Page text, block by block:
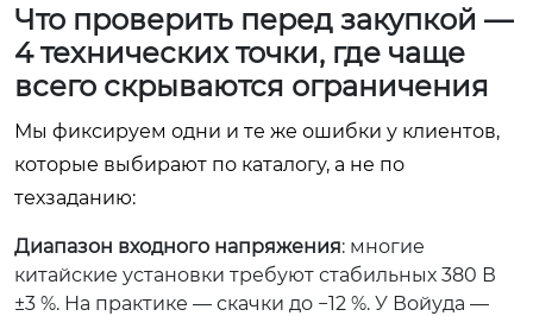
Что проверить перед закупкой —
4 технических точки, где чаще
всего скрываются ограничения
Мы фиксируем одни и те же ошибки у клиентов,
которые выбирают по каталогу, а не по
техзаданию:
Диапазон входного напряжения: многие
китайские установки требуют стабильных 380 В
±3 %. На практике — скачки до −12 %. У Войуда —